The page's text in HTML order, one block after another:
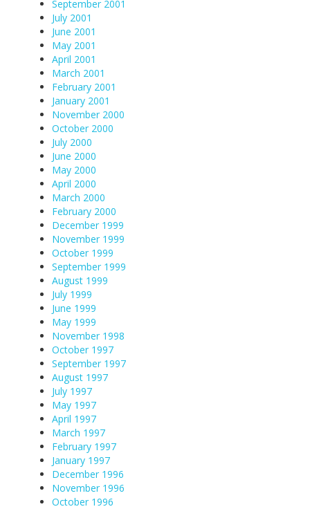
September 2001
July 2001
June 2001
May 2001
April 2001
March 2001
February 2001
January 2001
November 2000
October 2000
July 2000
June 2000
May 2000
April 2000
March 2000
February 2000
December 1999
November 1999
October 1999
September 1999
August 1999
July 1999
June 1999
May 1999
November 1998
October 1997
September 1997
August 1997
July 1997
May 1997
April 1997
March 1997
February 1997
January 1997
December 1996
November 1996
October 1996